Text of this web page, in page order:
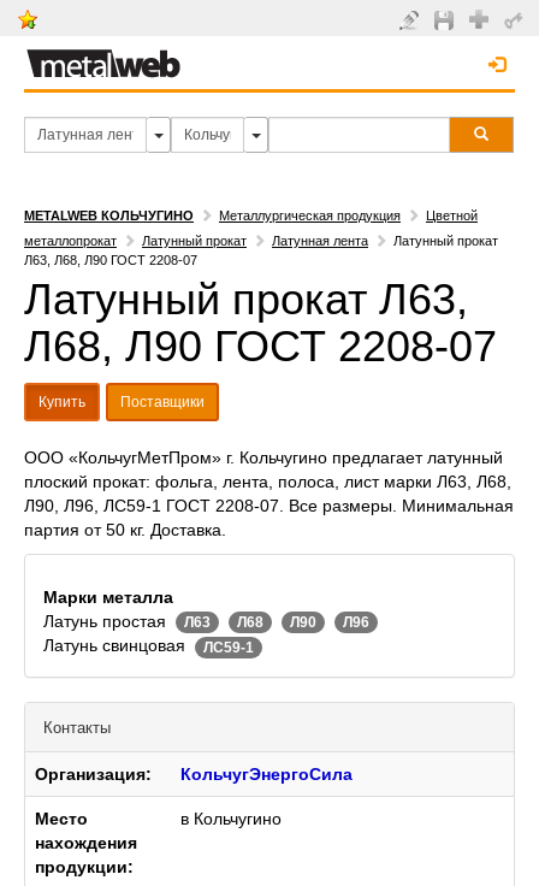
METALWEB КОЛЬЧУГИНО Металлургическая продукция
Цветной
металлопрокат
Латунный прокат Латунная лента
Латунный прокат
Л63, Л68, Л90 ГОСТ 2208-07
Латунный прокат Л63,
Л68, Л90 ГОСТ 2208-07
Купить Поставщики
ООО «КольчугМетПром» г. Кольчугино предлагает латунный
плоский прокат: фольга, лента, полоса, лист марки Л63, Л68,
Л90, Л96, ЛС59-1 ГОСТ 2208-07. Все размеры. Минимальная
партия от 50 кг. Доставка.
Марки металла
Латунь простая
Л63 Л68 Л90 Л96
Латунь свинцовая ЛС59-1
Контакты
Организация: КольчугЭнергоСила
Место
нахождения
продукции:
в Кольчугино